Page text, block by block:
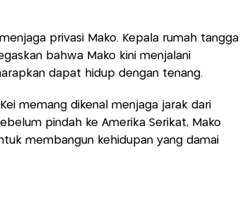
privasi Mako. Kepala rumah tangga
bahwa Mako kini menjalani
dapat hidup dengan tenang.
memang dikenal menjaga jarak dari
pindah ke Amerika Serikat, Mako
membangun kehidupan yang damai